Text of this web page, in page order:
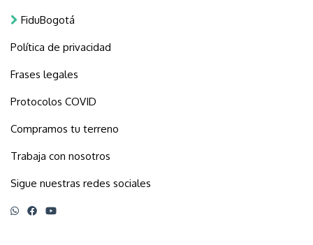
FiduBogotá
Política de privacidad
Frases legales
Protocolos COVID
Compramos tu terreno
Trabaja con nosotros
Sigue nuestras redes sociales